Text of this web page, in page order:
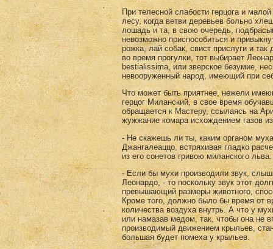
При телесной слабости герцога и
лесу, когда ветви деревьев больно
лошадь и та, в свою очередь,
невозможно приспособиться и
рожка, лай собак, свист прислуги и
во время прогулки, тот выбирает
bestialissima, или зверское безумие,
невооруженный народ, имеющий при
Что может быть приятнее, нежели
герцог Миланский, в свое время
обращается к Мастеру, ссылаясь на
жужжание комара исхождением газов
- Не скажешь ли ты, каким органом
Джангалеаццо, встряхивая гладко
из его сонетов гривою миланского льва.
- Если бы мухи производили звук,
Леонардо, - то поскольку звук этот
превышающий размеры животного,
Кроме того, должно было бы время от
количества воздуха внутрь. А что у
или намазав медом, так, чтобы она не
производимый движением крыльев,
большая будет помеха у крыльев.